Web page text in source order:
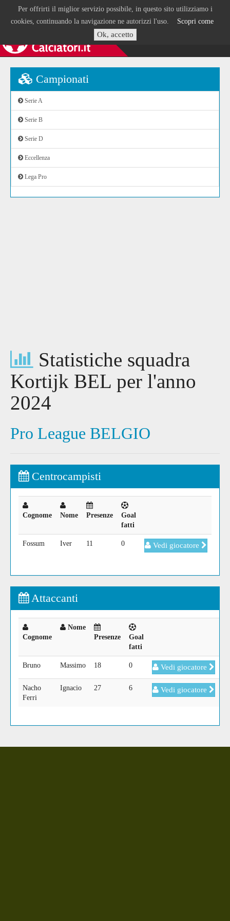
Per offrirti il miglior servizio possibile, in questo sito utilizziamo i
cookies, continuando la navigazione ne autorizzi l'uso. Scopri come
Ok, accetto
Campionati
Serie A
Serie B
Serie D
Eccellenza
Lega Pro
Statistiche squadra
Kortijk BEL per l'anno
2024
Pro League BELGIO
Centrocampisti
Cognome Nome Presenze
Goal
fatti
Fossum Iver 11 0 Vedi giocatore
Attaccanti
Cognome
Nome
Presenze
Goal
fatti
Bruno Massimo 18 0 Vedi giocatore
Nacho
Ferri
Ignacio 27 6 Vedi giocatore